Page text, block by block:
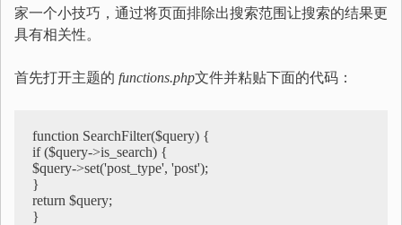
家一个小技巧，通过将页面排除出搜索范围让搜索的结果更
具有相关性。
首先打开主题的 functions.php文件并粘贴下面的代码：
function SearchFilter($query) {
if ($query->is_search) {
$query->set('post_type', 'post');
}
return $query;
}